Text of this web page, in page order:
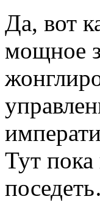
Да, вот
мощное
Тут